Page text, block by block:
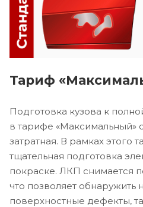
Тариф
Подготовка кузова к
в тарифе «Максимальный»
затратная. В рамках этого
тщательная подготовка
покраске. ЛКП снимается
что позволяет обнаружить
поверхностные дефекты,